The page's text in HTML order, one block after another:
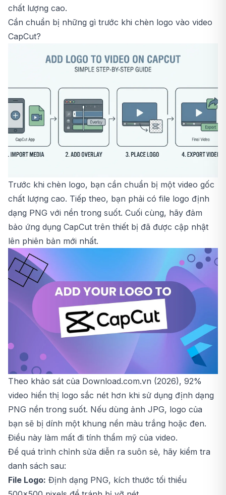
chất lượng cao.
Cần chuẩn bị những gì trước khi chèn logo vào video
CapCut?
Trước khi chèn logo, bạn cần chuẩn bị một video gốc
chất lượng cao. Tiếp theo, bạn phải có file logo định
dạng PNG với nền trong suốt. Cuối cùng, hãy đảm
bảo ứng dụng CapCut trên thiết bị đã được cập nhật
lên phiên bản mới nhất.
Theo khảo sát của Download.com.vn (2026), 92%
video hiển thị logo sắc nét hơn khi sử dụng định dạng
PNG nền trong suốt. Nếu dùng ảnh JPG, logo của
bạn sẽ bị dính một khung nền màu trắng hoặc đen.
Điều này làm mất đi tính thẩm mỹ của video.
Để quá trình chỉnh sửa diễn ra suôn sẻ, hãy kiểm tra
danh sách sau:
File Logo: Định dạng PNG, kích thước tối thiểu